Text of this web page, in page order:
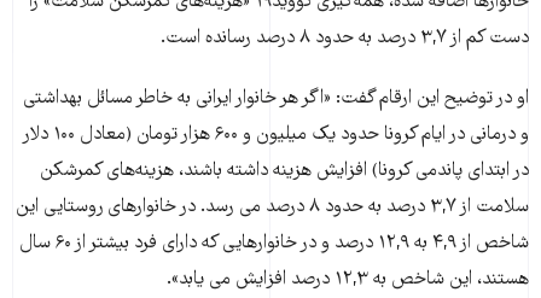
دست کم از ۳,۷ درصد به حدود ۸ درصد رسانده است.
او در توضیح این ارقام گفت: «اگر هر خانوار ایرانی به خاطر مسائل بهداشتی
و درمانی در ایام کرونا حدود یک میلیون و ۶۰۰ هزار تومان (معادل ۱۰۰ دلار
در ابتدای پاندمی کرونا) افزایش هزینه داشته باشند، هزینه‌های کمرشکن
سلامت از ۳,۷ درصد به حدود ۸ درصد می رسد. در خانوارهای روستایی این
شاخص از ۴,۹ به ۱۲,۹ درصد و در خانوارهایی که دارای فرد بیشتر از ۶۰ سال
هستند، این شاخص به ۱۲,۳ درصد افزایش می یابد».